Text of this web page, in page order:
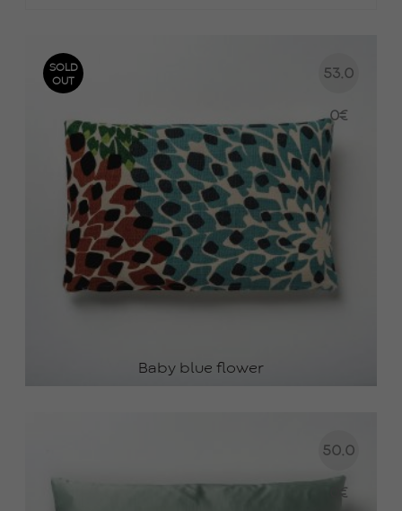
SOLD
OUT
Baby blue flower
53.0
0€
50.0
€